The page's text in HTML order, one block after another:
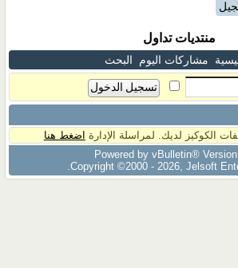
منتديات تداول
مشاركات اليوم البحث
الكوكيز لديك. لمراسلة الإدارة اضغط هنا
Powered by vBulletin®
Copyright ©2000 - 2026, Jelsoft